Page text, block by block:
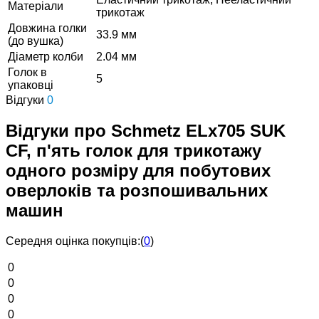
Матеріали
трикотаж
Довжина голки
(до вушка)
33.9 мм
Діаметр колби
2.04 мм
Голок в
упаковці
5
Відгуки 0
Відгуки про Schmetz ELx705 SUK
CF, п'ять голок для трикотажу
одного розміру для побутових
оверлоків та розпошивальних
машин
Середня оцінка покупців:(0)
0
0
0
0